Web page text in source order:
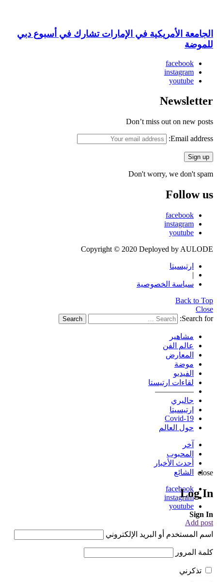
الجامعة الأمريكية في الإمارات تشارك في أسبوع دبي
للموضة
facebook
instagram
youtube
Newsletter
Don’t miss out on new posts
Email address:
Don't worry, we don't spam
Follow us
facebook
instagram
youtube
Copyright © 2020 Deployed by AULODE
ارتيسيتا
|
سياسة الخصوصية
Back to Top
Close
Search for:
Search
مشاهير
عالم الفن
المعارض
موضة
الفيديو
لقاءات ارتيستا
—————
جاليري
ارتيسيتا
Covid-19
حول العالم
آخر
المحبوب
أحدث الأخبار
الشائع
facebook
instagram
youtube
Add post
close
Log In
Sign In
اسم المستخدم أو البريد الإلكتروني
كلمة المرور
تذكرني